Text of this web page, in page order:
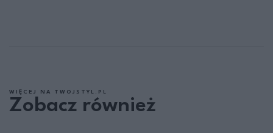
WIĘCEJ NA TWOJSTYL.PL
Zobacz również